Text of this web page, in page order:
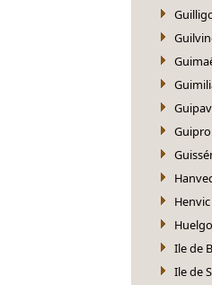
Ile de
Ile de